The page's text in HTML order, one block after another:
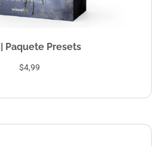
| Paquete Presets
$4,99